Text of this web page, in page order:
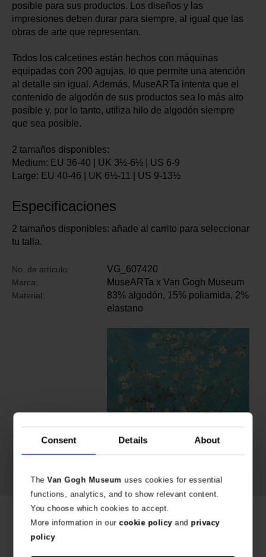
Consent Details About
TheVan Gogh Museum uses cookies for essential
functions, analytics, and to show relevant content.
You choose which cookies to accept.
More information in ourcookie policyand privacy
policy
posible para sus productos. Los diseños y las
impresiones deben durar para siempre, al igual que las
obras de arte que representan.
Todos los calcetines están hechos con máquinas
equipadas con 200 agujas, lo que permite una atención
al detalle sin igual. Además, MuseARTa intenta que el
contenido de algodón de sus productos sea lo más alto
posible y, por lo tanto, utiliza hilo de algodón siempre
que sea posible.
2 tamaños disponibles:
Medium: EU 36-40 | UK 3½-6½ | US 6-9
Large: EU 40-46 | UK 6½-11 | US 9-13½
Especificaciones
2 tamaños disponibles: añade al carrito para seleccionar
tu talla.
No. de artículo: VG_607420
Marca: MuseARTa x Van Gogh Museum
Material:
83% algodón, 15% poliamida, 2%
elastano
Productos relacionados